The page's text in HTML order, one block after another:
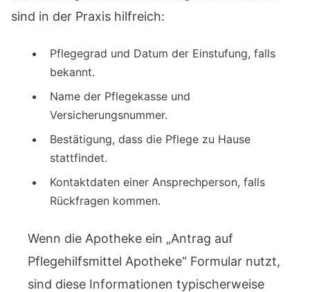
sind in der Praxis hilfreich:
Pflegegrad und Datum der Einstufung, falls
bekannt.
Name der Pflegekasse und
Versicherungsnummer.
Bestätigung, dass die Pflege zu Hause
stattfindet.
Kontaktdaten einer Ansprechperson, falls
Rückfragen kommen.
Wenn die Apotheke ein „Antrag auf
Pflegehilfsmittel Apotheke“ Formular nutzt,
sind diese Informationen typischerweise